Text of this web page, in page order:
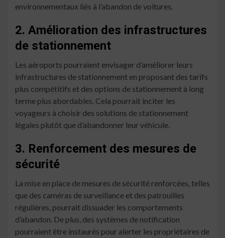
environnementaux liés à l’abandon de voitures.
2. Amélioration des infrastructures
de stationnement
Les aéroports pourraient envisager d’améliorer leurs
infrastructures de stationnement en proposant des tarifs
plus compétitifs et des options de stationnement à long
terme plus abordables. Cela pourrait inciter les
voyageurs à choisir des solutions de stationnement
légales plutôt que d’abandonner leur véhicule.
3. Renforcement des mesures de
sécurité
La mise en place de mesures de sécurité renforcées, telles
que des caméras de surveillance et des patrouilles
régulières, pourrait dissuader les comportements
d’abandon. De plus, des systèmes de notification
pourraient être instaurés pour alerter les propriétaires de